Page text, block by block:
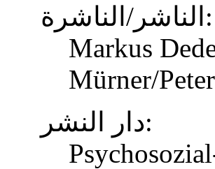
الناشر/الناشرة:
Markus
Mürner/
دار النشر: